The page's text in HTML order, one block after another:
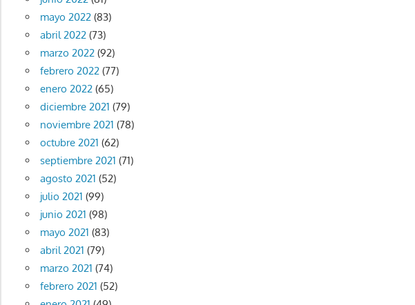
mayo 2022(83)
abril 2022(73)
marzo 2022(92)
febrero 2022(77)
enero 2022(65)
diciembre 2021 (79)
noviembre 2021 (78)
octubre 2021 (62)
septiembre 2021 (71)
agosto 2021 (52)
julio 2021 (99)
junio 2021 (98)
mayo 2021 (83)
abril 2021 (79)
marzo 2021 (74)
febrero 2021 (52)